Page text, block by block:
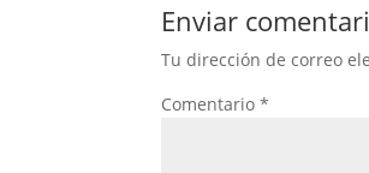
Enviar
Tu dirección de correo
Comentario*